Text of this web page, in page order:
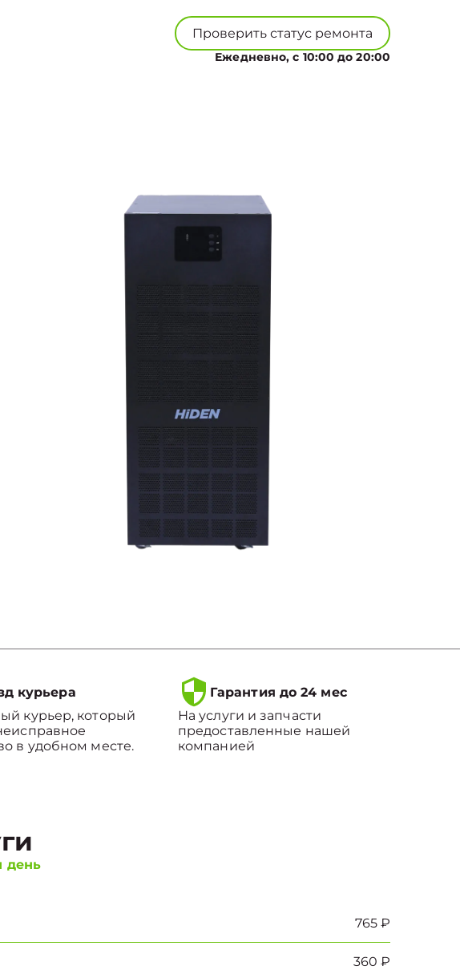
Проверить статус ремонта
Ежедневно, с 10:00 до 20:00
курьера
курьер, который
в удобном месте.
Гарантия до 24 мес
На услуги и запчасти
предоставленные нашей
компанией
день
765 ₽
360 ₽